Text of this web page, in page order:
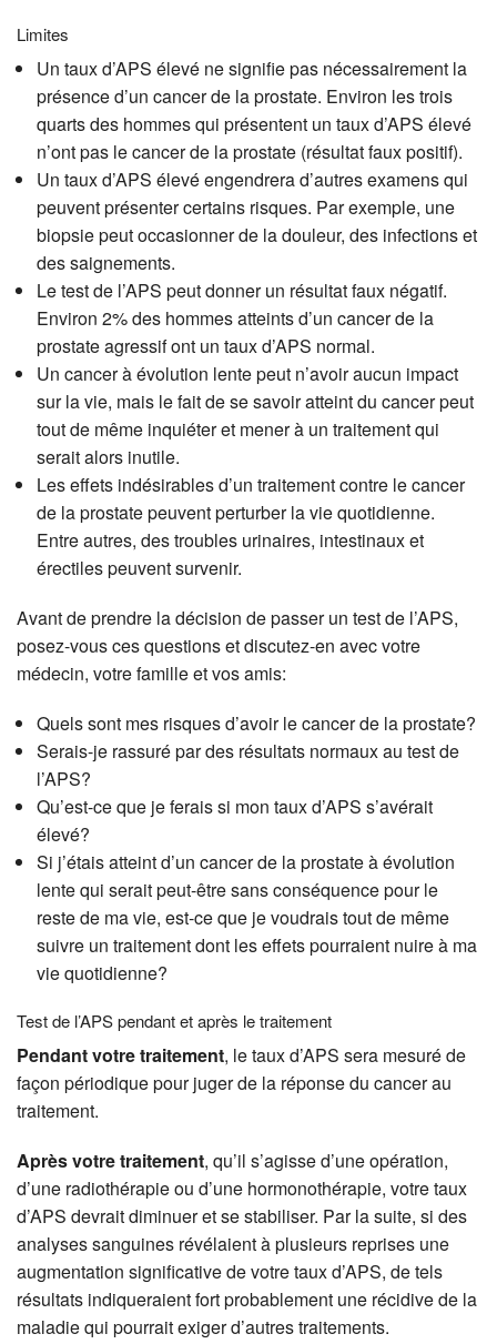
Limites
Un taux d’APS élevé ne signifie pas nécessairement la
présence d’un cancer de la prostate. Environ les trois
quarts des hommes qui présentent un taux d’APS élevé
n’ont pas le cancer de la prostate (résultat faux positif).
Un taux d’APS élevé engendrera d’autres examens qui
peuvent présenter certains risques. Par exemple, une
biopsie peut occasionner de la douleur, des infections et
des saignements.
Le test de l’APS peut donner un résultat faux négatif.
Environ 2% des hommes atteints d’un cancer de la
prostate agressif ont un taux d’APS normal.
Un cancer à évolution lente peut n’avoir aucun impact
sur la vie, mais le fait de se savoir atteint du cancer peut
tout de même inquiéter et mener à un traitement qui
serait alors inutile.
Les effets indésirables d’un traitement contre le cancer
de la prostate peuvent perturber la vie quotidienne.
Entre autres, des troubles urinaires, intestinaux et
érectiles peuvent survenir.
Avant de prendre la décision de passer un test de l’APS,
posez-vous ces questions et discutez-en avec votre
médecin, votre famille et vos amis:
Quels sont mes risques d’avoir le cancer de la prostate?
Serais-je rassuré par des résultats normaux au test de
l’APS?
Qu’est-ce que je ferais si mon taux d’APS s’avérait
élevé?
Si j’étais atteint d’un cancer de la prostate à évolution
lente qui serait peut-être sans conséquence pour le
reste de ma vie, est-ce que je voudrais tout de même
suivre un traitement dont les effets pourraient nuire à ma
vie quotidienne?
Test de l’APS pendant et après le traitement
Pendant votre traitement, le taux d’APS sera mesuré de
façon périodique pour juger de la réponse du cancer au
traitement.
Après votre traitement, qu’il s’agisse d’une opération,
d’une radiothérapie ou d’une hormonothérapie, votre taux
d’APS devrait diminuer et se stabiliser. Par la suite, si des
analyses sanguines révélaient à plusieurs reprises une
augmentation significative de votre taux d’APS, de tels
résultats indiqueraient fort probablement une récidive de la
maladie qui pourrait exiger d’autres traitements.